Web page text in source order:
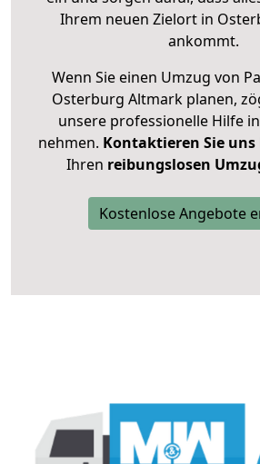
Ihrem neuen Zielort in
ankommt.
Wenn Sie einen Umzug von
Osterburg Altmark planen,
unsere professionelle Hilfe
nehmen. Kontaktieren Sie uns
Ihren reibungslosen
Kostenlose Angebote